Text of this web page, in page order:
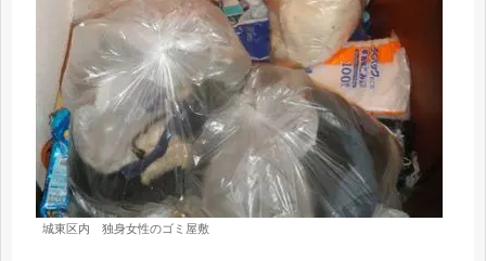
城東区内 独身女性のゴミ屋敷